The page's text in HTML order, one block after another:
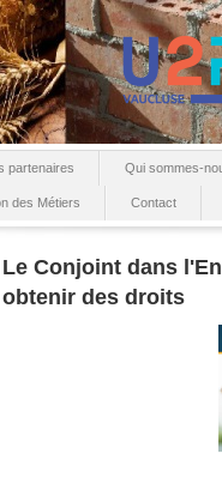
partenaires Qui sommes-
des Métiers Contact
Le Conjoint dans
obtenir des droits